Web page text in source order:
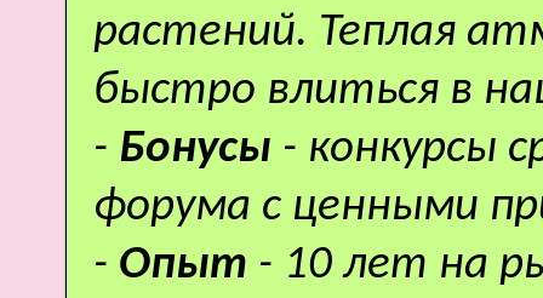
растений. Теплая
быстро влиться в
- Бонусы - конкурсы
форума с ценными
- Опыт - 10 лет на